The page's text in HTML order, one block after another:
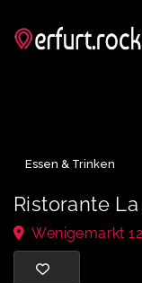
Ristorante
Wenigemarkt